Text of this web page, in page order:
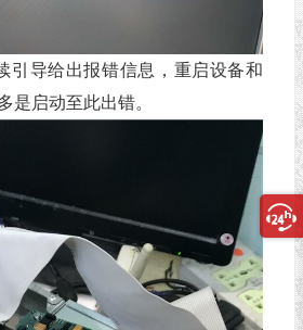
引导给出报错信息，重启设备和
是启动至此出错。